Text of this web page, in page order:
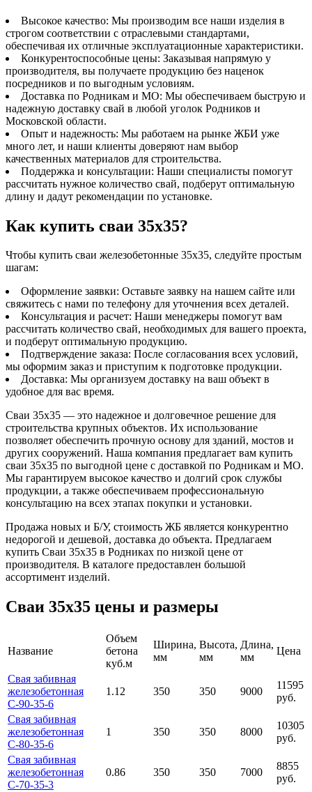
Высокое качество: Мы производим все наши изделия в
строгом соответствии с отраслевыми стандартами,
обеспечивая их отличные эксплуатационные характеристики.
Конкурентоспособные цены: Заказывая напрямую у
производителя, вы получаете продукцию без наценок
посредников и по выгодным условиям.
Доставка по Родникам и МО: Мы обеспечиваем быструю и
надежную доставку свай в любой уголок Родников и
Московской области.
Опыт и надежность: Мы работаем на рынке ЖБИ уже
много лет, и наши клиенты доверяют нам выбор
качественных материалов для строительства.
Поддержка и консультации: Наши специалисты помогут
рассчитать нужное количество свай, подберут оптимальную
длину и дадут рекомендации по установке.
Как купить сваи 35х35?
Чтобы купить сваи железобетонные 35х35, следуйте простым
шагам:
Оформление заявки: Оставьте заявку на нашем сайте или
свяжитесь с нами по телефону для уточнения всех деталей.
Консультация и расчет: Наши менеджеры помогут вам
рассчитать количество свай, необходимых для вашего проекта,
и подберут оптимальную продукцию.
Подтверждение заказа: После согласования всех условий,
мы оформим заказ и приступим к подготовке продукции.
Доставка: Мы организуем доставку на ваш объект в
удобное для вас время.
Сваи 35х35 — это надежное и долговечное решение для
строительства крупных объектов. Их использование
позволяет обеспечить прочную основу для зданий, мостов и
других сооружений. Наша компания предлагает вам купить
сваи 35х35 по выгодной цене с доставкой по Родникам и МО.
Мы гарантируем высокое качество и долгий срок службы
продукции, а также обеспечиваем профессиональную
консультацию на всех этапах покупки и установки.
Продажа новых и Б/У, стоимость ЖБ является конкурентно
недорогой и дешевой, доставка до объекта. Предлагаем
купить Сваи 35х35 в Родниках по низкой цене от
производителя. В каталоге предоставлен большой
ассортимент изделий.
Сваи 35х35 цены и размеры
Название
Объем
бетона
куб.м
Ширина,
мм
Высота,
мм
Длина,
мм
Цена
Свая забивная
железобетонная
С-90-35-6
1.12 350 350 9000
11595
руб.
Свая забивная
железобетонная
С-80-35-6
1 350 350 8000
10305
руб.
Свая забивная
железобетонная
С-70-35-3
0.86 350 350 7000
8855
руб.